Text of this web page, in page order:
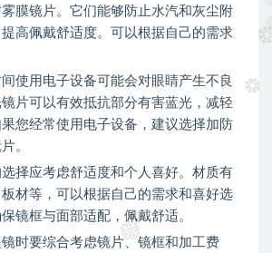
膜镜片。它们能够防止水汽和灰尘附
高佩戴舒适度。可以根据自己的需求
使用电子设备可能会对眼睛产生不良
片可以有效抵抗部分有害蓝光，减轻
您经常使用电子设备，建议选择加防
。
择应考虑舒适度和个人喜好。材质有
材等，可以根据自己的需求和喜好选
镜框与面部适配，佩戴舒适。
时要综合考虑镜片、镜框和加工费